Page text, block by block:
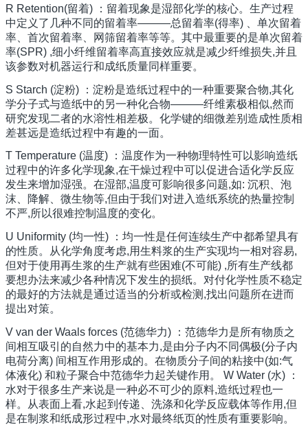
R Retention(留着) ：留着现象是湿部化学的核心。生产过程
中定义了几种不同的留着率———总留着率(得率) 、单次留着
率、首次留着率、网筛留着率等等。其中最重要的是单次留着
率(SPR) ,细小纤维留着率高直接效应就是减少纤维损失,并且
该参数对机器运行和成纸质量同样重要。
S Starch (淀粉) ：淀粉是造纸过程中的一种重要聚合物,其化
学分子式与造纸中的另一种化合物———纤维素极相似,然而
研究发现二者的水溶性相差极。化学键的细微差别造成性质相
差甚远是造纸过程中有趣的一面。
T Temperature (温度) ：温度作为一种物理特性可以影响造纸
过程中的许多化学现象,在干燥过程中可以促进合适化学反应
发生来增加湿强。在湿部,温度可影响很多问题,如: 沉积、泡
沫、降解、微生物等,但由于我们对进入造纸系统的热量控制
不严,所以很难控制温度的变化。
U Uniformity (均一性) ：均一性是任何连续生产中都希望具有
的性质。从化学角度考虑,用生料浆的生产实现均一相对容易,
但对于使用再生浆的生产就有些困难(不可能) ,所有生产线都
要想办法来减少各种情况下发生的损纸。对付化学性质不稳定
的最好的方法就是通过适当的分析或检测,找出问题所在进而
提出对策。
V van der Waals forces (范德华力) ：范德华力是所有物质之
间相互吸引的自然力中的基本力,是由分子内不同偶极(分子内
电荷分离) 间相互作用形成的。在物质分子间的粘接中(如:气
体液化) 和粒子聚合中范德华力起关键作用。 W Water (水) ：
水对于很多生产来说是一种必不可少的原料,造纸过程也一
样。从表面上看,水起到传递、洗涤和化学反应载体等作用,但
是在制浆和纸成形过程中,水对最终纸页的性质有重要影响。